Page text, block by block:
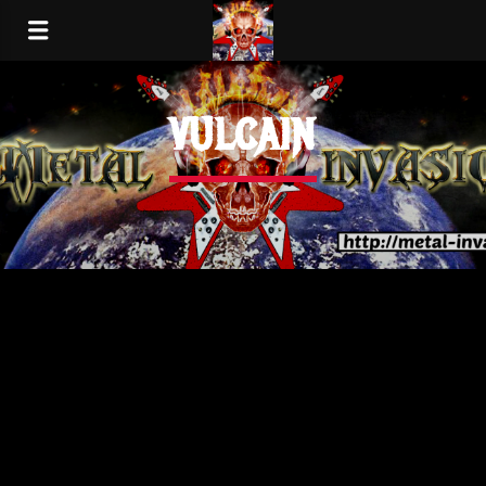
VULCAIN